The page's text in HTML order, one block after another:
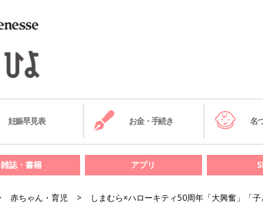
妊娠早見表 お金・手続き 名
雑誌・書籍 アプリ
赤ちゃん・育児 しまむら×ハローキティ50周年「大興奮」「